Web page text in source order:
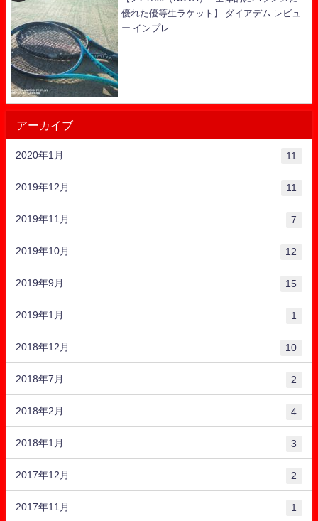
優れた優等生ラケット】 ダイアデム レビュ
ー インプレ
アーカイブ
2020年1月 11
2019年12月 11
2019年11月 7
2019年10月 12
2019年9月 15
2019年1月 1
2018年12月 10
2018年7月 2
2018年2月 4
2018年1月 3
2017年12月 2
2017年11月 1